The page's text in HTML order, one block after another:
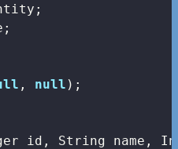
, null );
id, String name,